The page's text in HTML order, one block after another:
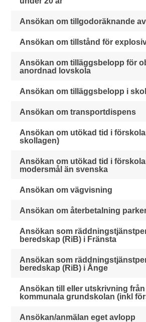
Ansökan om tillgodoräknande
Ansökan om tillstånd för
Ansökan om tilläggsbelopp för
anordnad lovskola
Ansökan om tilläggsbelopp i
Ansökan om transportdispens
Ansökan om utökad tid i
skollagen)
Ansökan om utökad tid i
modersmål än svenska
Ansökan om vägvisning
Ansökan om återbetalning
Ansökan som
beredskap (RiB) i Fränsta
Ansökan som
beredskap (RiB) i Ånge
Ansökan till eller utskrivning från
kommunala grundskolan (inkl
Ansökan/anmälan eget avlopp